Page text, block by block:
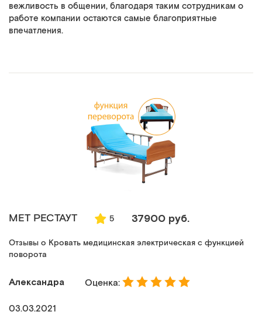
вежливость в общении, благодаря таким сотрудникам о
работе компании остаются самые благоприятные
впечатления.
MET РЕСТАУТ 5 37900 руб.
Отзывы о Кровать медицинская электрическая с функцией
поворота
Александра Оценка:
03.03.2021